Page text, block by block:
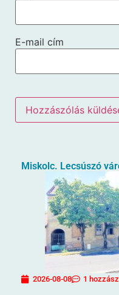
E-mail cím
Miskolc. Lecsúszó
2026-08-08 1